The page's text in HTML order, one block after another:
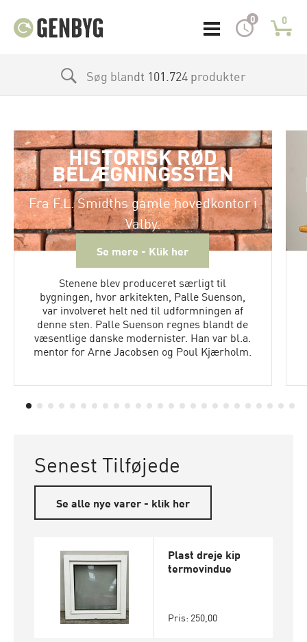
0 0
Søg blandt 101.724 produkter
HISTORISK RØD
BELÆGNINGSSTEN
Fra F.L. Smidths gamle hovedkontor i
Valby.
Se mere - Klik her
Stenene blev produceret særligt til
bygningen, hvor arkitekten, Palle Suenson,
var involveret helt ned til udformningen af
denne sten. Palle Suenson regnes blandt de
væsentlige danske modernister. Han var bl.a.
mentor for Arne Jacobsen og Poul Kjærholm.
Senest Tilføjede
Se alle nye varer - klik her
Plast dreje kip
termovindue
Pris: 250,00